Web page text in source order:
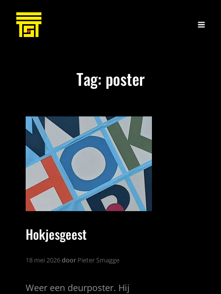
Tag: poster
Hokjesgeest
18 mei 2026door Pieter Smagge
Weer een deurposter. Hij